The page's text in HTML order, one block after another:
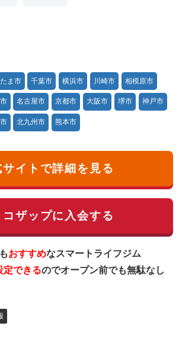
ま市 千葉市 横浜市 川崎市 相模原市
名古屋市 京都市 大阪市 堺市 神戸市
北九州市 熊本市
サイトで詳細を見る
コザップに入会する
おすすめなスマートライフジム
定できるのでオープン前でも無駄なし